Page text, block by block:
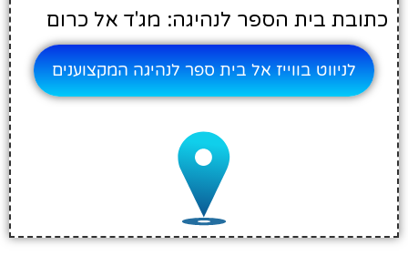
כתובת בית הספר לנהיגה: מג'ד אל כרום
לניווט בווייז אל בית ספר לנהיגה המקצוענים